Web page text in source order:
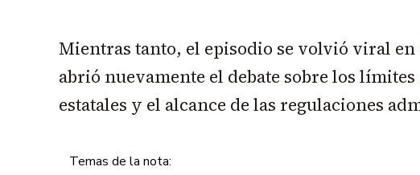
Mientras tanto, el episodio se volvió viral en
abrió nuevamente el debate sobre los
estatales y el alcance de las regulaciones
Temas de la nota: